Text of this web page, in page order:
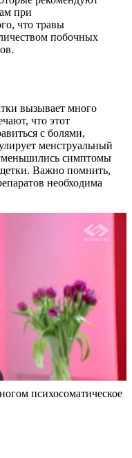
при
что травы
побочных
вызывает много
что этот
с болями,
менструальный
симптомы
Важно помнить,
необходима
психосоматическое